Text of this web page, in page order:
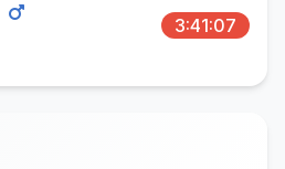
3:41:07